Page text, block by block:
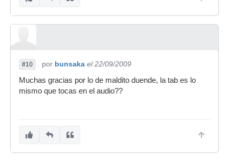
#10 por bunsaka el 22/09/2009
Muchas gracias por lo de maldito duende, la tab es lo
mismo que tocas en el audio??